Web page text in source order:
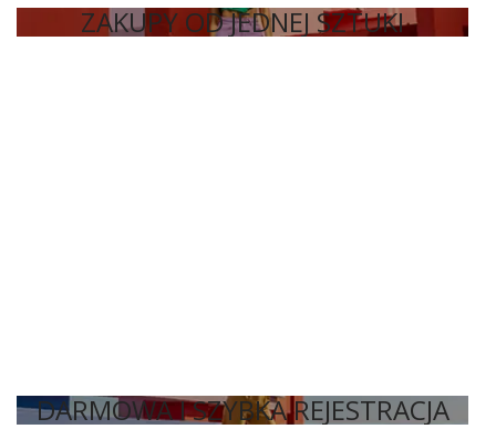
ZAKUPY OD JEDNEJ SZTUKI
DARMOWA I SZYBKA REJESTRACJA